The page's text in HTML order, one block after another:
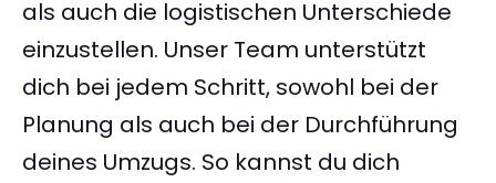
als auch die logistischen Unterschiede
einzustellen. Unser Team unterstützt
dich bei jedem Schritt, sowohl bei der
Planung als auch bei der Durchführung
deines Umzugs. So kannst du dich